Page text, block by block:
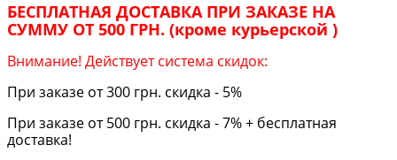
БЕСПЛАТНАЯ ДОСТАВКА ПРИ ЗАКАЗЕ НА
СУММУ ОТ 500 ГРН. (кроме курьерской )
Внимание! Действует система скидок:
При заказе от 300 грн. скидка - 5%
При заказе от 500 грн. скидка - 7% + бесплатная
доставка!